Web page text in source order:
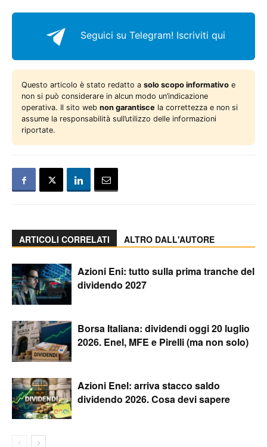
Seguici su Telegram! Iscriviti qui
Questo articolo è stato redatto a solo scopo informativo e
non si può considerare in alcun modo un’indicazione
operativa. Il sito web non garantisce la correttezza e non si
assume la responsabilità sull’utilizzo delle informazioni
riportate.
ARTICOLI CORRELATI ALTRO DALL'AUTORE
Azioni Eni: tutto sulla prima tranche del
dividendo 2027
Borsa Italiana: dividendi oggi 20 luglio
2026. Enel, MFE e Pirelli (ma non solo)
Azioni Enel: arriva stacco saldo
dividendo 2026. Cosa devi sapere